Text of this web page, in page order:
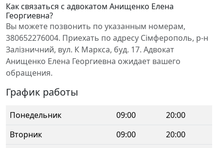
Как связаться с адвокатом Анищенко Елена
Георгиевна?
Вы можете позвонить по указанным номерам,
380652276004. Приехать по адресу Сімферополь, р-н
Залізничний, вул. К Маркса, буд. 17. Адвокат
Анищенко Елена Георгиевна ожидает вашего
обращения.
График работы
Понедельник 09:00
20:00
Вторник
09:00
20:00